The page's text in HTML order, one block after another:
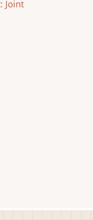
Joint